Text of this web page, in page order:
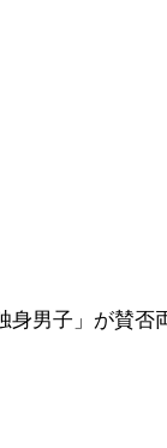
身男子」が賛否